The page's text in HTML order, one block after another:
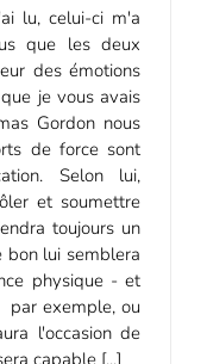
lu, celui-ci m'a
que les deux
des émotions
je vous avais
Gordon nous
de force sont
Selon lui,
et soumettre
toujours un
bon lui semblera
physique - et
par exemple, ou
l'occasion de